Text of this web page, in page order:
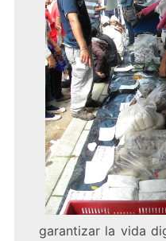
garantizar la vida